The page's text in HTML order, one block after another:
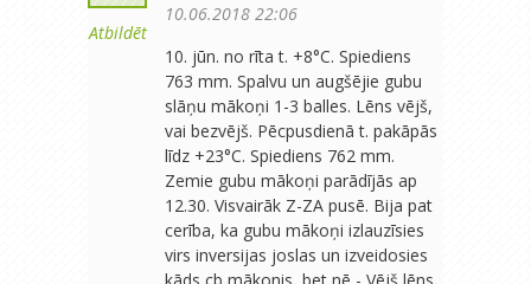
Atbildēt
10.06.2018 22:06
10. jūn. no rīta t. +8°C. Spiediens
763 mm. Spalvu un augšējie gubu
slāņu mākoņi 1-3 balles. Lēns vējš,
vai bezvējš. Pēcpusdienā t. pakāpās
līdz +23°C. Spiediens 762 mm.
Zemie gubu mākoņi parādījās ap
12.30. Visvairāk Z-ZA pusē. Bija pat
cerība, ka gubu mākoņi izlauzīsies
virs inversijas joslas un izveidosies